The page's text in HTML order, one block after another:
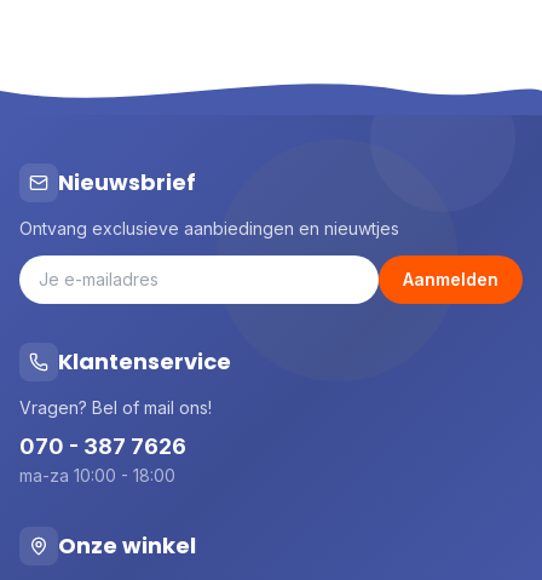
Nieuwsbrief
Ontvang exclusieve aanbiedingen en nieuwtjes
Aanmelden
Klantenservice
Vragen? Bel of mail ons!
070 - 387 7626
ma-za 10:00 - 18:00
Onze winkel